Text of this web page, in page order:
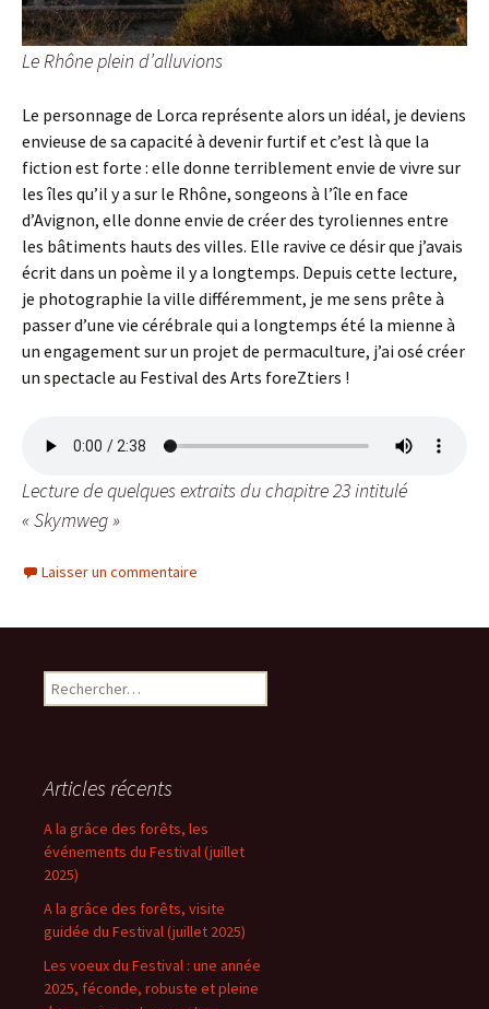
Le Rhône plein d’alluvions
Le personnage de Lorca représente alors un idéal, je deviens
envieuse de sa capacité à devenir furtif et c’est là que la
fiction est forte : elle donne terriblement envie de vivre sur
les îles qu’il y a sur le Rhône, songeons à l’île en face
d’Avignon, elle donne envie de créer des tyroliennes entre
les bâtiments hauts des villes. Elle ravive ce désir que j’avais
écrit dans un poème il y a longtemps. Depuis cette lecture,
je photographie la ville différemment, je me sens prête à
passer d’une vie cérébrale qui a longtemps été la mienne à
un engagement sur un projet de permaculture, j’ai osé créer
un spectacle au Festival des Arts foreZtiers !
Lecture de quelques extraits du chapitre 23 intitulé
« Skymweg »
Laisser un commentaire
Rechercher :
Articles récents
A la grâce des forêts, les
événements du Festival (juillet
2025)
A la grâce des forêts, visite
guidée du Festival (juillet 2025)
Les voeux du Festival : une année
2025, féconde, robuste et pleine